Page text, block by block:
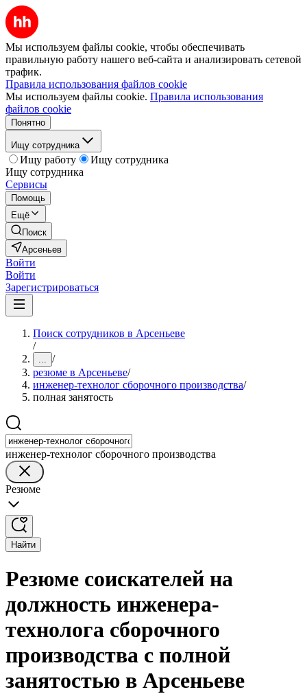
Мы используем файлы cookie, чтобы обеспечивать
правильную работу нашего веб-сайта и анализировать сетевой
трафик.
Правила использования файлов cookie
Мы используем файлы cookie. Правила использования
файлов cookie
Понятно
Ищу сотрудника
Ищу работу
Ищу сотрудника
Ищу сотрудника
Сервисы
Помощь
Ещё
Поиск
Арсеньев
Войти
Войти
Зарегистрироваться
Поиск сотрудников в Арсеньеве
/
... /
резюме в Арсеньеве/
инженер-технолог сборочного производства/
полная занятость
инженер-технолог сборочного производства
Резюме
Найти
Резюме соискателей на
должность инженера-
технолога сборочного
производства с полной
занятостью в Арсеньеве